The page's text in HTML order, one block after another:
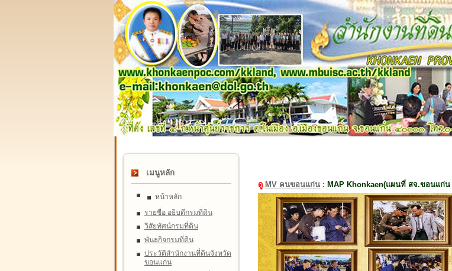
เมนูหลัก
หน้าหลัก
รายชื่อ อธิบดีกรมที่ดิน
วิสัยทัศน์กรมที่ดิน
พันธกิจกรมที่ดิน
ประวัติสำนักงานที่ดินจังหวัด
ขอนแก่น
ดู MV คนขอนแก่น : MAP Khonkaen(แผนที่ สจ.ขอนแก่น